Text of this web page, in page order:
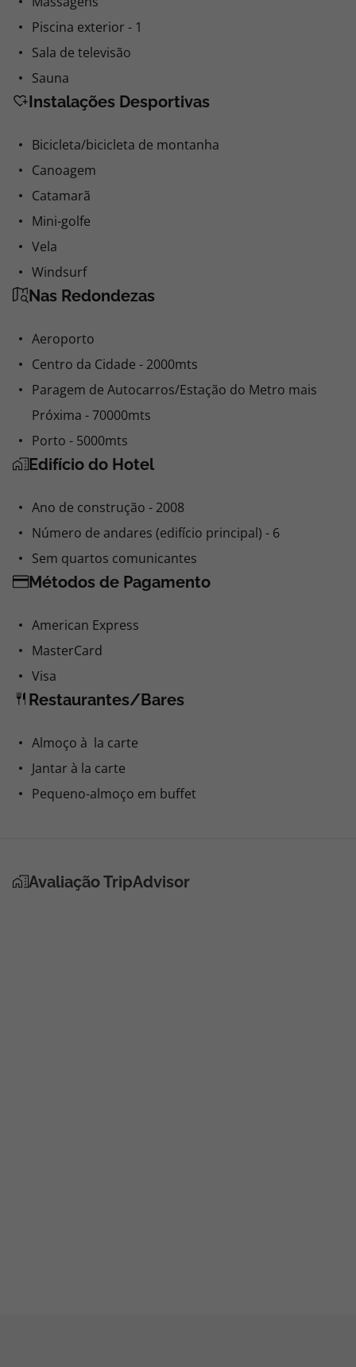
Piscina exterior - 1
Sala de televisão
Sauna
Instalações Desportivas
Bicicleta/bicicleta de montanha
Canoagem
Catamarã
Mini-golfe
Vela
Windsurf
Nas Redondezas
Aeroporto
Centro da Cidade - 2000mts
Paragem de Autocarros/Estação do Metro mais
Próxima - 70000mts
Porto - 5000mts
Edifício do Hotel
Ano de construção - 2008
Número de andares (edifício principal) - 6
Sem quartos comunicantes
Métodos de Pagamento
American Express
MasterCard
Visa
Restaurantes/Bares
Almoço à la carte
Jantar à la carte
Pequeno-almoço em buffet
Avaliação TripAdvisor